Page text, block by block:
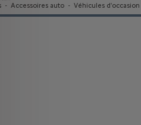
- Accessoires auto - Véhicules d'occasion